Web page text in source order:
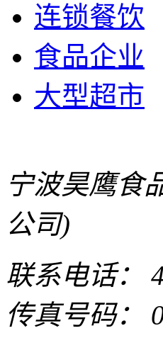
连锁餐饮
食品企业
大型超市
宁波昊鹰食
公司)
联系电话：
传真号码：